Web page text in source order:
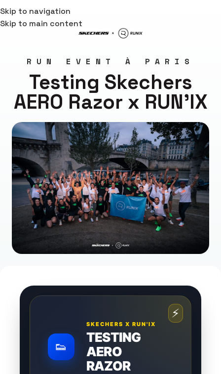
Skip to navigation
Skip to main content
RUN EVENT À PARIS
Testing Skechers
AERO Razor x RUN'IX
⚡
👟
SKECHERS X RUN'IX
TESTING
AERO
RAZOR